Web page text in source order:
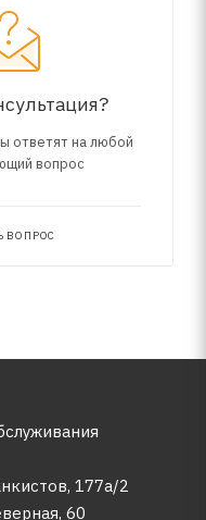
ответят на любой
вопрос
ВОПРОС
177а/2
60